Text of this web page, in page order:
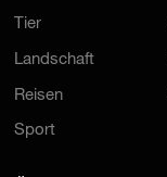
Tier
Landschaft
Reisen
Sport